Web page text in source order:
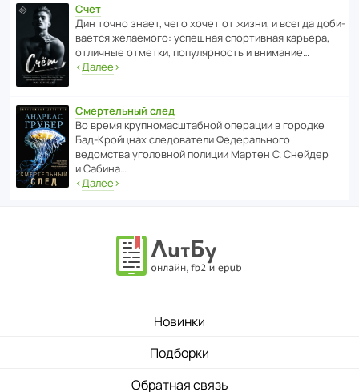
Счет
Дин точно знает, чего хочет от жизни, и всегда доби­
ва­ется жела­е­мого: успе­шная спор­ти­вная карьера,
отли­чные отметки, попу­ля­р­ность и внимание…
‹Далее›
Смертельный след
Во время круп­но­мас­ш­та­бной операции в городке
Бад‑Крой­цнах следо­ва­тели Феде­раль­ного
ведомства уголо­вной полиции Мартен С. Снейдер
и Сабина…
‹Далее›
Новинки
Подборки
Обратная связь